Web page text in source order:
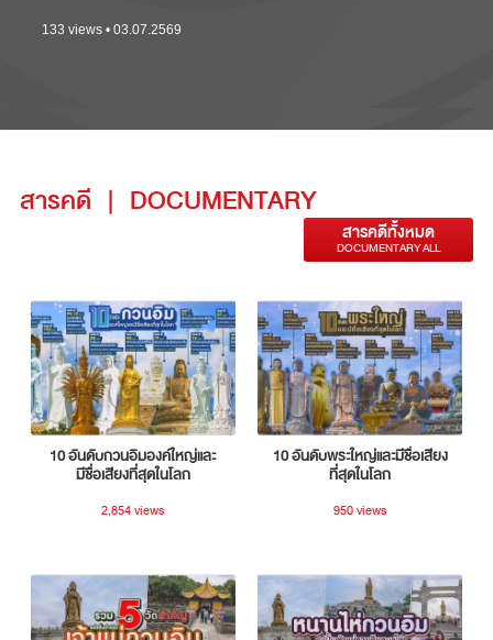
133 views • 03.07.2569
สารคดี | DOCUMENTARY
สารคดีทั้งหมด
DOCUMENTARY ALL
10 อันดับกวนอิมองค์ใหญ่และ
มีชื่อเสียงที่สุดในโลก
2,854 views
10 อันดับพระใหญ่และมีชื่อเสียง
ที่สุดในโลก
950 views